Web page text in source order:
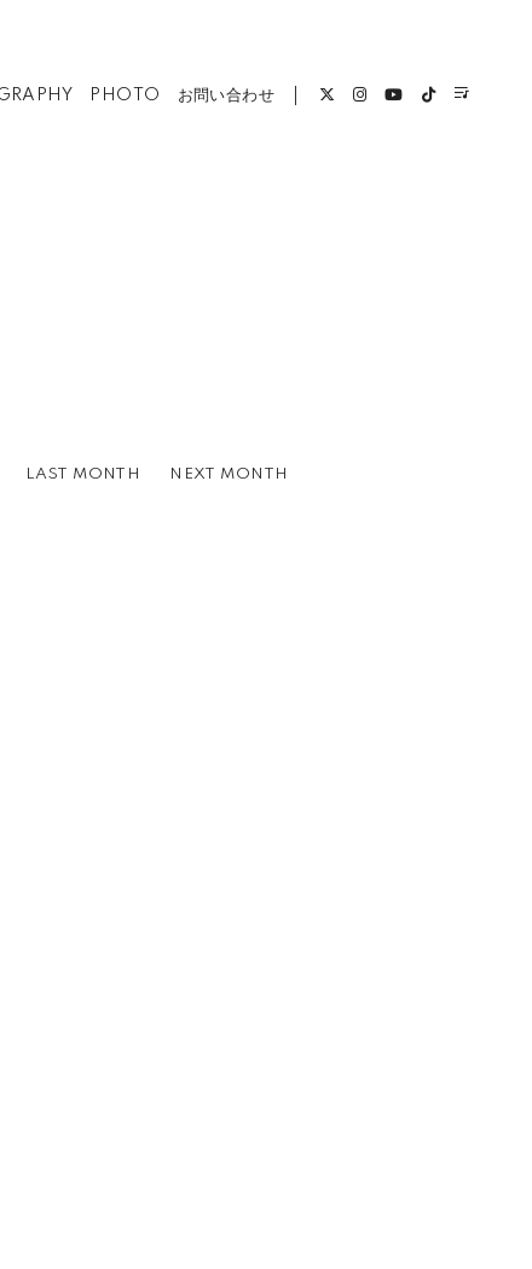
PHOTO お問い合わせ
LAST MONTH NEXT MONTH